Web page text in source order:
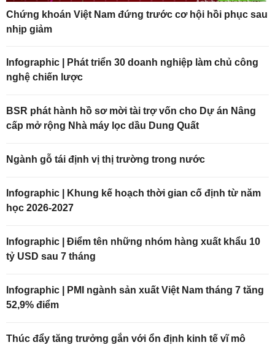
Chứng khoán Việt Nam đứng trước cơ hội hồi phục sau
nhịp giảm
Infographic | Phát triển 30 doanh nghiệp làm chủ công
nghệ chiến lược
BSR phát hành hồ sơ mời tài trợ vốn cho Dự án Nâng
cấp mở rộng Nhà máy lọc dầu Dung Quất
Ngành gỗ tái định vị thị trường trong nước
Infographic | Khung kế hoạch thời gian cố định từ năm
học 2026-2027
Infographic | Điểm tên những nhóm hàng xuất khẩu 10
tỷ USD sau 7 tháng
Infographic | PMI ngành sản xuất Việt Nam tháng 7 tăng
52,9% điểm
Thúc đẩy tăng trưởng gắn với ổn định kinh tế vĩ mô